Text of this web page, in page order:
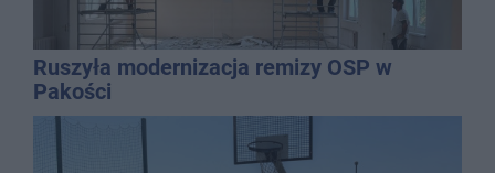
Ruszyła modernizacja remizy OSP w
Pakości